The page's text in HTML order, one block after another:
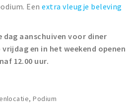
Eenextra vleugje beleving
dag aanschuiven voor diner
vrijdag en in het weekend openen
12.00 uur.
Podium